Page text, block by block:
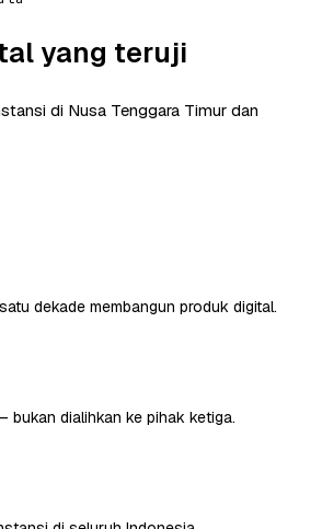
yang teruji
di Nusa Tenggara Timur dan
dekade membangun produk digital.
bukan dialihkan ke pihak ketiga.